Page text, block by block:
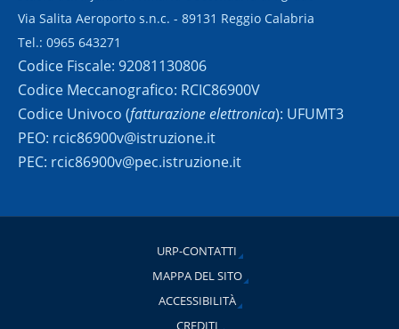
Via Salita Aeroporto s.n.c. - 89131 Reggio Calabria
Tel.: 0965 643271
Codice Fiscale: 92081130806
Codice Meccanografico: RCIC86900V
Codice Univoco (fatturazione elettronica): UFUMT3
PEO: rcic86900v@istruzione.it
PEC: rcic86900v@pec.istruzione.it
URP-CONTATTI
MAPPA DEL SITO
ACCESSIBILITÀ
CREDITI